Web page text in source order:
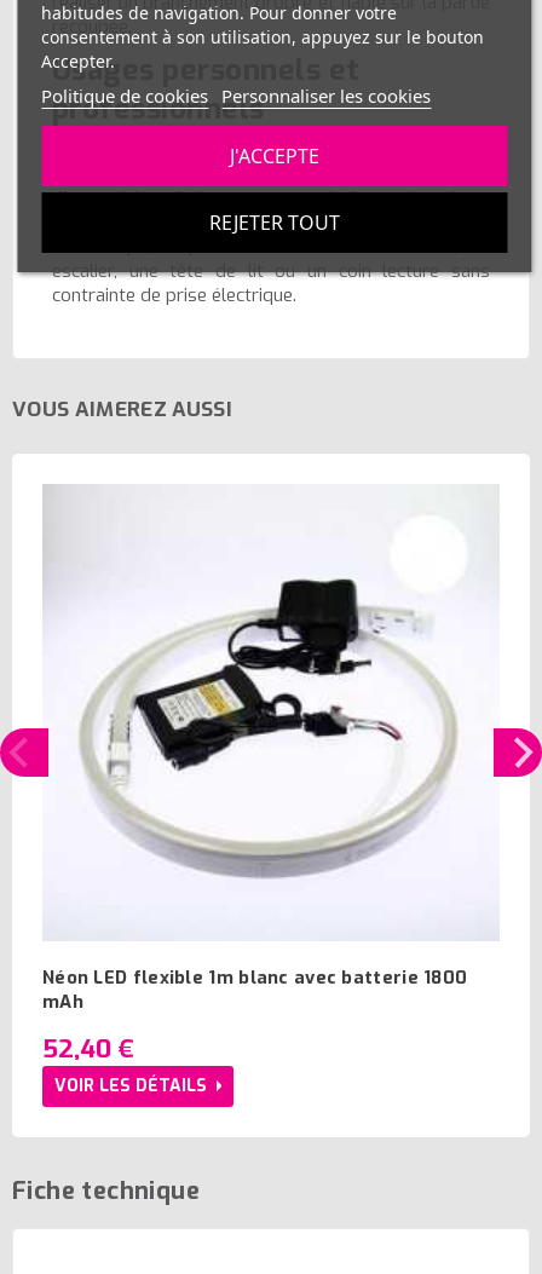
recoupée.
Usages personnels et
professionnels
mobilité, ce kit convient aux
plateaux photo/vidéo
d’exposition,événementsetvitrinesnécessitant
une mise en lumière rapide et propre. Pour un usage
escalier, une tête de lit ou un coin lecture sans
contrainte de prise électrique.
VOUS AIMEREZ AUSSI
Néon LED flexible 1m blanc avec batterie 1800
mAh
52,40 €
VOIR LES DÉTAILS
Fiche technique
habitudes de navigation. Pour donner votre
consentement à son utilisation, appuyez sur le bouton
Accepter.
Politique de cookies Personnaliser les cookies
REJETER TOUT
J'ACCEPTE